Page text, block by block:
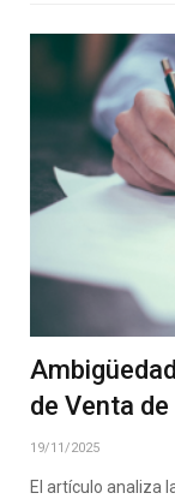
de Venta
19/11/2025
El artículo analiza